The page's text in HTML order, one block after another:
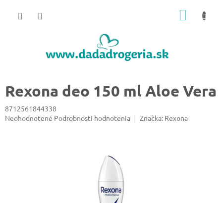
Rexona deo 150 ml Aloe Vera
8712561844338
Priemerné
Neohodnotené Podrobnosti hodnotenia Značka: Rexona